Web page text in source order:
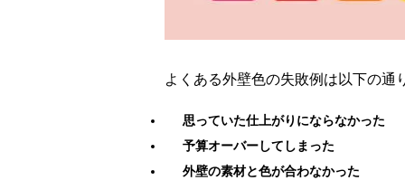
よくある外壁色の失敗例は以下の通
思っていた仕上がりにならなかった
予算オーバーしてしまった
外壁の素材と色が合わなかった